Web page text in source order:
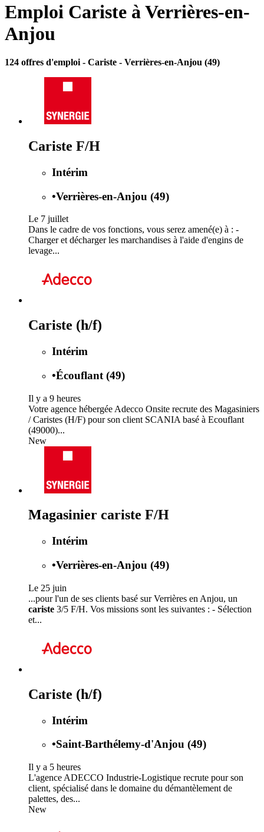
Emploi Cariste à Verrières-en-
Anjou
124 offres d'emploi - Cariste - Verrières-en-Anjou (49)
Cariste F/H
Intérim
•Verrières-en-Anjou (49)
Le 7 juillet
Dans le cadre de vos fonctions, vous serez amené(e) à : -
Charger et décharger les marchandises à l'aide d'engins de
levage...
Cariste (h/f)
Intérim
•Écouflant (49)
Il y a 9 heures
Votre agence hébergée Adecco Onsite recrute des Magasiniers
/ Caristes (H/F) pour son client SCANIA basé à Ecouflant
(49000)...
New
Magasinier cariste F/H
Intérim
•Verrières-en-Anjou (49)
Le 25 juin
...pour l'un de ses clients basé sur Verrières en Anjou, un
cariste 3/5 F/H. Vos missions sont les suivantes : - Sélection
et...
Cariste (h/f)
Intérim
•Saint-Barthélemy-d'Anjou (49)
Il y a 5 heures
L'agence ADECCO Industrie-Logistique recrute pour son
client, spécialisé dans le domaine du démantèlement de
palettes, des...
New